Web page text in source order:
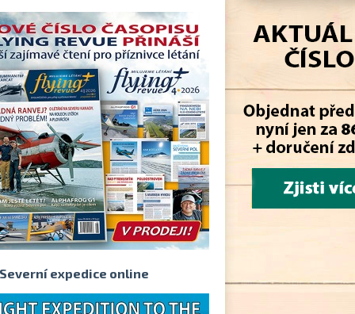
Severní expedice online